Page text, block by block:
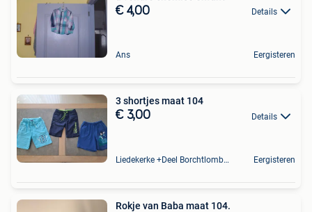
€ 4,00 Details
Ans Eergisteren
3 shortjes maat 104
€ 3,00 Details
Liedekerke +Deel Borchtlombeek Eergisteren
Rokje van Baba maat 104.